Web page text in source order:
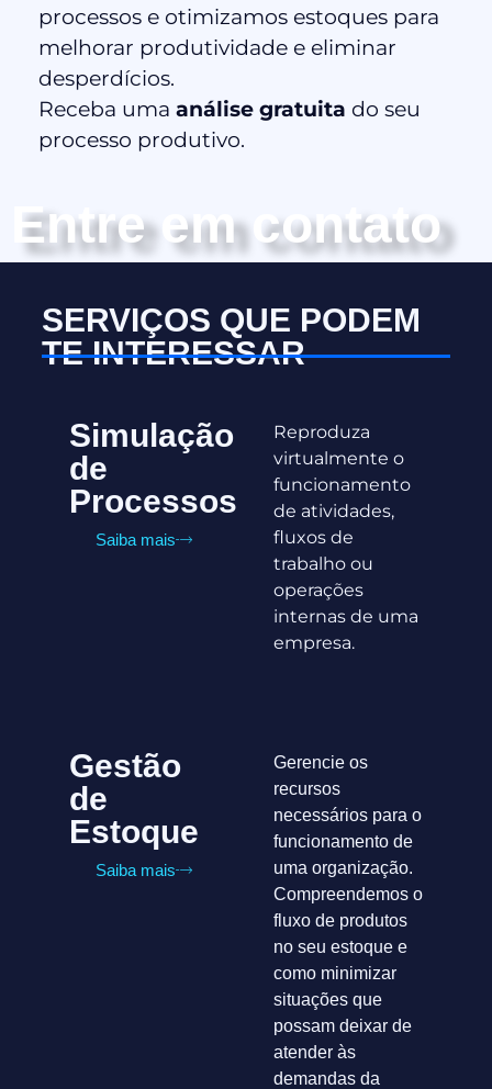
processos e otimizamos estoques para
melhorar produtividade e eliminar
desperdícios.
Receba uma análise gratuita do seu
processo produtivo.
Entre em contato
SERVIÇOS QUE PODEM
TE INTERESSAR
Simulação
de
Processos
Saiba mais
Reproduza
virtualmente o
funcionamento
de atividades,
fluxos de
trabalho ou
operações
internas de uma
empresa.
Gestão
de
Estoque
Saiba mais
Gerencie os
recursos
necessários para o
funcionamento de
uma organização.
Compreendemos o
fluxo de produtos
no seu estoque e
como minimizar
situações que
possam deixar de
atender às
demandas da